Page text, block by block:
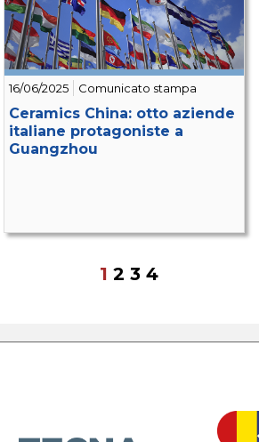
16/06/2025 Comunicato stampa
Ceramics China: otto aziende
italiane protagoniste a
Guangzhou
1 2 3 4